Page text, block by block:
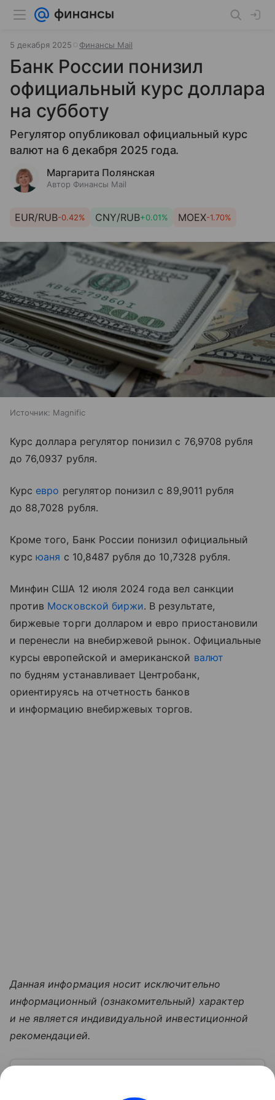
5 декабря 2025 Финансы Mail
Банк России понизил
официальный курс доллара
на субботу
Регулятор опубликовал официальный курс
валют на 6 декабря 2025 года.
Маргарита Полянская
Автор Финансы Mail
EUR/RUB-0.42% CNY/RUB+0.01% MOEX-1.70%
Источник: Magnific
Курс доллара регулятор понизил с 76,9708 рубля
до 76,0937 рубля.
Курс евро регулятор понизил с 89,9011 рубля
до 88,7028 рубля.
Кроме того, Банк России понизил официальный
курсюаня с 10,8487 рубля до 10,7328 рубля.
Минфин США 12 июля 2024 года вел санкции
против Московской биржи. В результате,
биржевые торги долларом и евро приостановили
и перенесли на внебиржевой рынок. Официальные
курсы европейской и американской валют
по будням устанавливает Центробанк,
ориентируясь на отчетность банков
и информацию внебиржевых торгов.
Данная информация носит исключительно
информационный (ознакомительный) характер
и не является индивидуальной инвестиционной
рекомендацией.